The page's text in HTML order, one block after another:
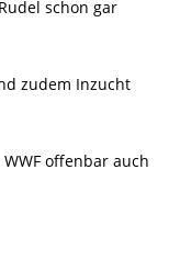
schon gar
zudem Inzucht
offenbar auch